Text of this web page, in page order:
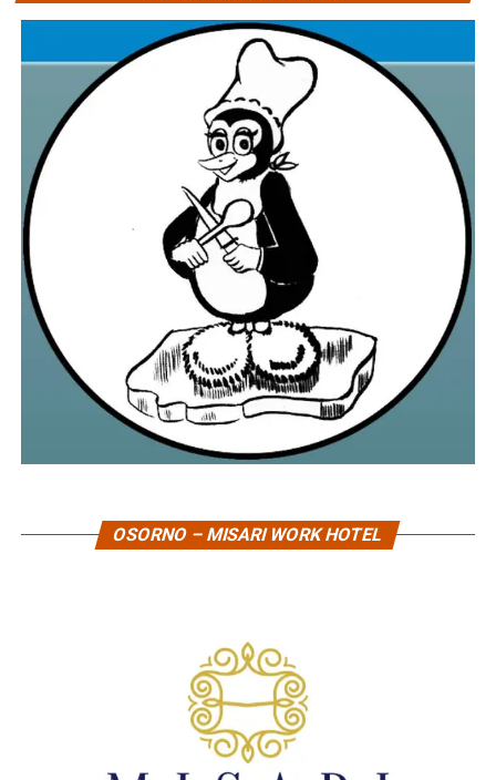
OSORNO – MISARI WORK HOTEL